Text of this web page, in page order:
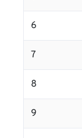
6
7
8
9